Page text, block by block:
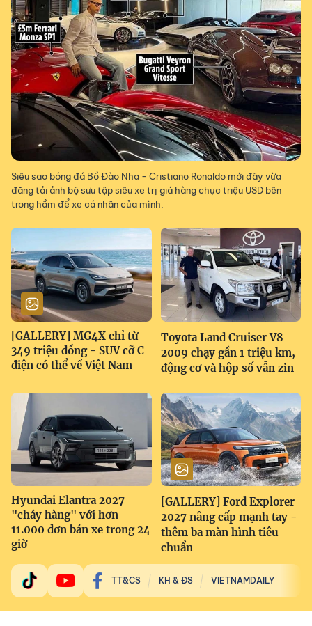
Siêu sao bóng đá Bồ Đào Nha - Cristiano Ronaldo mới đây vừa
đăng tải ảnh bộ sưu tập siêu xe trị giá hàng chục triệu USD bên
trong hầm để xe cá nhân của mình.
[GALLERY] MG4X chỉ từ
349 triệu đồng - SUV cỡ C
điện có thể về Việt Nam
Toyota Land Cruiser V8
2009 chạy gần 1 triệu km,
động cơ và hộp số vẫn zin
Hyundai Elantra 2027
"cháy hàng" với hơn
11.000 đơn bán xe trong 24
giờ
[GALLERY] Ford Explorer
2027 nâng cấp mạnh tay -
thêm ba màn hình tiêu
chuẩn
TT&CS KH & ĐS VIETNAMDAILY